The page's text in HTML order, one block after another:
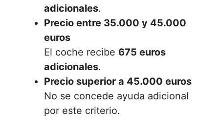
adicionales.
Precio entre 35.000 y 45.000
euros
El coche recibe 675 euros
adicionales.
Precio superior a 45.000 euros
No se concede ayuda adicional
por este criterio.